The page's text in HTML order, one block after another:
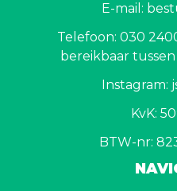
E-mail:
Telefoon: 030
bereikbaar
Instagram:
KvK:
BTW-nr: